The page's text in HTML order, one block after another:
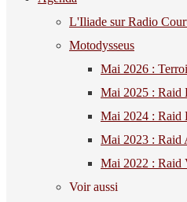
L'Iliade sur Radio
Motodysseus
Mai 2026 :
Mai 2025 : Raid
Mai 2024 : Raid
Mai 2023 : Raid
Mai 2022 : Raid
Voir aussi